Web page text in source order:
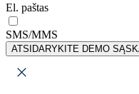
El. paštas
SMS/MMS
ATSIDARYKITE DEMO